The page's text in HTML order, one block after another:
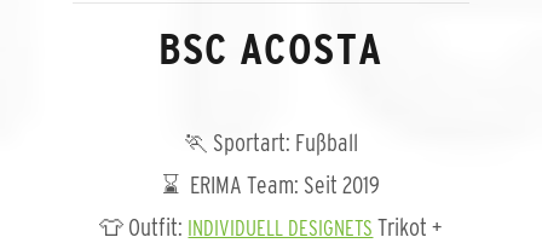
BSC ACOSTA
🏃 Sportart: Fußball
⌛ ERIMA Team: Seit 2019
👕 Outfit: INDIVIDUELL DESIGNETS Trikot +